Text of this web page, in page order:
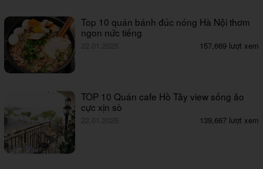
Top 10 quán bánh đúc nóng Hà Nội thơm
ngon nức tiếng
22.01.2025 157,669 lượt xem
TOP 10 Quán cafe Hồ Tây view sống ảo
cực xịn sò
22.01.2025 139,667 lượt xem